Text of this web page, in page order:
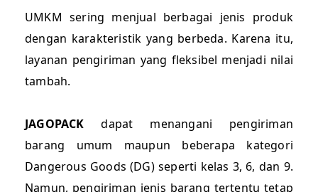
UMKM sering menjual berbagai jenis produk
dengan karakteristik yang berbeda. Karena itu,
layanan pengiriman yang fleksibel menjadi nilai
tambah.
JAGOPACK dapat menangani pengiriman
barang umum maupun beberapa kategori
Dangerous Goods (DG) seperti kelas 3, 6, dan 9.
Namun, pengiriman jenis barang tertentu tetap